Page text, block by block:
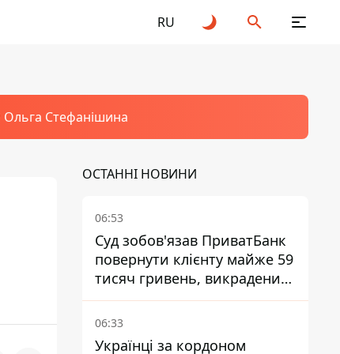
RU
Ольга Стефанішина
ОСТАННІ НОВИНИ
06:53
Суд зобов'язав ПриватБанк
повернути клієнту майже 59
тисяч гривень, викрадених
шахраями
06:33
Українці за кордоном